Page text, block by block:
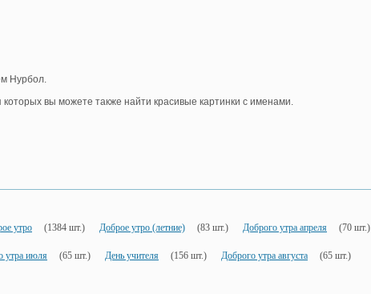
Нурбол.
вы можете также найти красивые картинки с именами.
утро (1384 шт.) Доброе утро (летние) (83 шт.) Доброго утра апреля (70 шт.)
утра июля (65 шт.) День учителя (156 шт.) Доброго утра августа (65 шт.)